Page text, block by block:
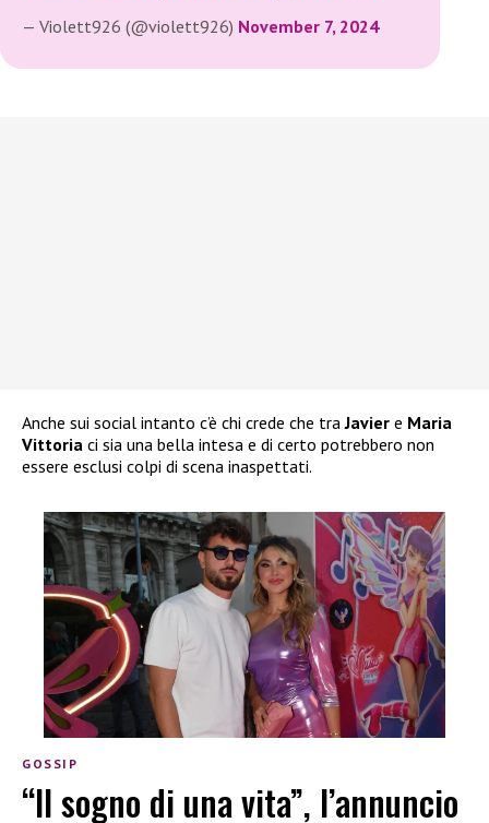
— Violett926 (@violett926) November 7, 2024
Anche sui social intanto c’è chi crede che traJavier e Maria
Vittoria ci sia una bella intesa e di certo potrebbero non
essere esclusi colpi di scena inaspettati.
GOSSIP
“Il sogno di una vita”, l’annuncio